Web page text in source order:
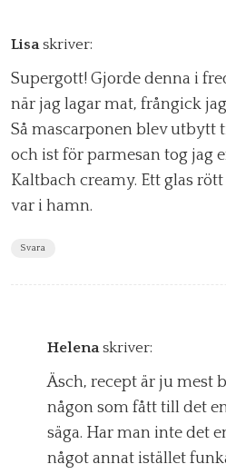
Lisa skriver:
Supergott! Gjorde denna i
när jag lagar mat, frångick
Så mascarponen blev utbytt
och ist för parmesan tog jag
Kaltbach creamy. Ett glas
var i hamn.
Svara
Helena skriver:
Äsch, recept är ju mest
någon som fått till det
säga. Har man inte det
något annat istället